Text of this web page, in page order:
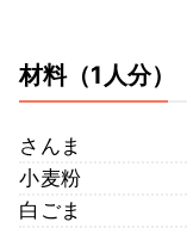
材料（1人分）
さんま
小麦粉
白ごま